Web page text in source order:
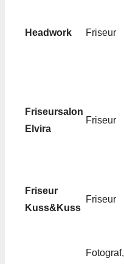
Headwork Friseur
Friseursalon
Elvira
Friseur
Friseur
Kuss&Kuss
Friseur
Fotograf,